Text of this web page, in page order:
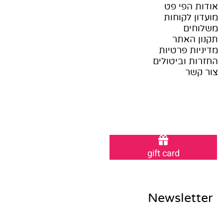
אודות הפי פט
מועדון לקוחות
משלוחים
תקנון האתר
מדיניות פרטיות
החזרות וביטולים
צור קשר
gift card
Newsletter